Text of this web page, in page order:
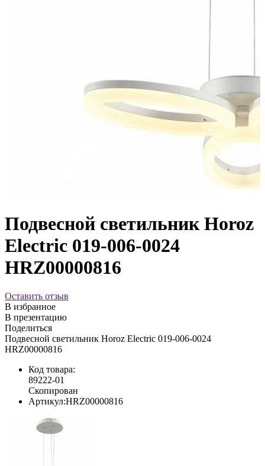
Подвесной светильник Horoz
Electric 019-006-0024
HRZ00000816
Оставить отзыв
В избранное
В презентацию
Поделиться
Подвесной светильник Horoz Electric 019-006-0024
HRZ00000816
Код товара:
89222-01
Скопирован
Артикул:HRZ00000816